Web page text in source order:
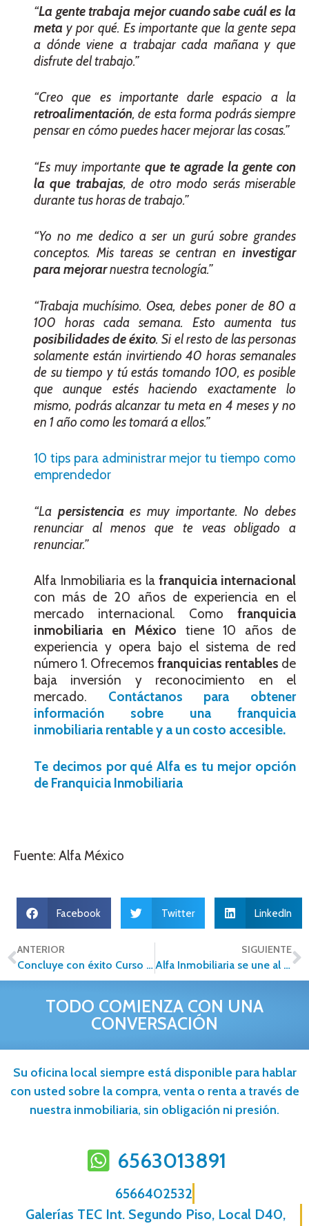
“La gente trabaja mejor cuando sabe cuál es la
meta y por qué. Es importante que la gente sepa
a dónde viene a trabajar cada mañana y que
disfrute del trabajo.”
“Creo que es importante darle espacio a la
retroalimentación, de esta forma podrás siempre
pensar en cómo puedes hacer mejorar las cosas.”
“Es muy importante que te agrade la gente con
la que trabajas, de otro modo serás miserable
durante tus horas de trabajo.”
“Yo no me dedico a ser un gurú sobre grandes
conceptos. Mis tareas se centran en investigar
para mejorarnuestra tecnología.”
“Trabaja muchísimo. Osea, debes poner de 80 a
100 horas cada semana. Esto aumenta tus
posibilidades de éxito. Si el resto de las personas
solamente están invirtiendo 40 horas semanales
de su tiempo y tú estás tomando 100, es posible
que aunque estés haciendo exactamente lo
mismo, podrás alcanzar tu meta en 4 meses y no
en 1 año como les tomará a ellos.”
10 tips para administrar mejor tu tiempo como
emprendedor
“La persistenciaes muy importante. No debes
renunciar al menos que te veas obligado a
renunciar.”
Alfa Inmobiliaria es la franquicia internacional
con más de 20 años de experiencia en el
mercado internacional. Como franquicia
inmobiliaria en México tiene 10 años de
experiencia y opera bajo el sistema de red
número 1. Ofrecemos franquicias rentables de
baja inversión y reconocimiento en el
mercado. Contáctanos para obtener
información sobre una franquicia
inmobiliaria rentable y a un costo accesible.
Te decimos por qué Alfa es tu mejor opción
de Franquicia Inmobiliaria
Fuente: Alfa México
Facebook Twitter LinkedIn
ANTERIOR
Concluye con éxito Curso de Entrenamiento de Alfa Inmobiliaria
SIGUIENTE
Alfa Inmobiliaria se une al Buen Fin con una gran promoción durante todo el mes de Noviembre
TODO COMIENZA CON UNA
CONVERSACIÓN
Su oficina local siempre está disponible para hablar
con usted sobre la compra, venta o renta a través de
nuestra inmobiliaria, sin obligación ni presión.
6563013891
6566402532
Galerías TEC Int. Segundo Piso, Local D40,